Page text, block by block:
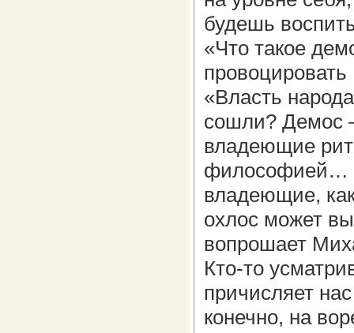
будешь
«Что такое
«Власть
сошли? Демос
владеющие
философией… -
владеющие,
охлос может
вопрошает
Кто-то
причисляет
конечно, на